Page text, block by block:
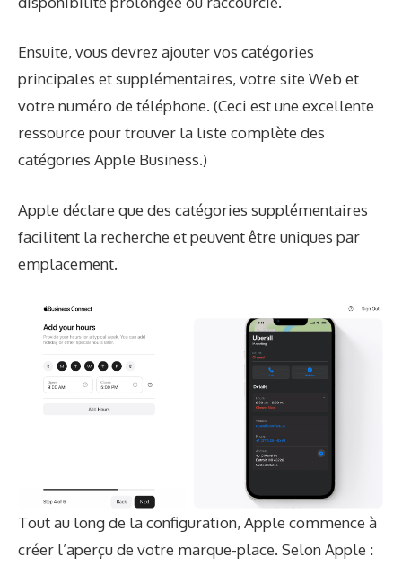
Ensuite, vous devrez ajouter vos catégories
principales et supplémentaires, votre site Web et
votre numéro de téléphone. (Ceci est une excellente
ressource pour trouver la liste complète des
catégories Apple Business.)
Apple déclare que des catégories supplémentaires
facilitent la recherche et peuvent être uniques par
emplacement.
Tout au long de la configuration, Apple commence à
créer l’aperçu de votre marque-place. Selon Apple :